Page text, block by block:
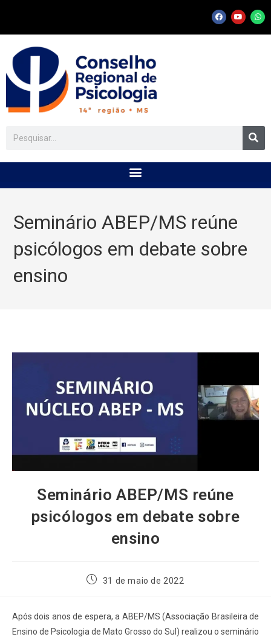
Seminário ABEP/MS reúne
psicólogos em debate sobre
ensino
Seminário ABEP/MS reúne
psicólogos em debate sobre
ensino
31 de maio de 2022
Após dois anos de espera, a ABEP/MS (Associação Brasileira de
Ensino de Psicologia de Mato Grosso do Sul) realizou o seminário